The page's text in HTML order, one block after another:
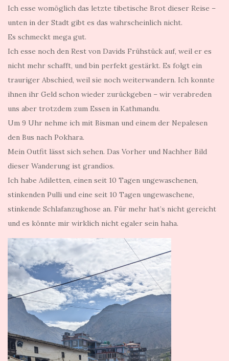
Ich esse womöglich das letzte tibetische Brot dieser Reise –
unten in der Stadt gibt es das wahrscheinlich nicht.
Es schmeckt mega gut.
Ich esse noch den Rest von Davids Frühstück auf, weil er es
nicht mehr schafft, und bin perfekt gestärkt. Es folgt ein
trauriger Abschied, weil sie noch weiterwandern. Ich konnte
ihnen ihr Geld schon wieder zurückgeben – wir verabreden
uns aber trotzdem zum Essen in Kathmandu.
Um 9 Uhr nehme ich mit Bisman und einem der Nepalesen
den Bus nach Pokhara.
Mein Outfit lässt sich sehen. Das Vorher und Nachher Bild
dieser Wanderung ist grandios.
Ich habe Adiletten, einen seit 10 Tagen ungewaschenen,
stinkenden Pulli und eine seit 10 Tagen ungewaschene,
stinkende Schlafanzughose an. Für mehr hat’s nicht gereicht
und es könnte mir wirklich nicht egaler sein haha.